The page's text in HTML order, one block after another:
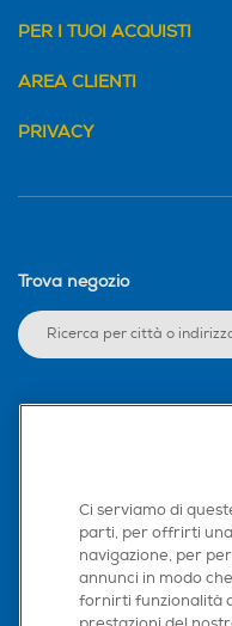
PER I TUOI ACQUISTI
AREA CLIENTI
PRIVACY
Trova negozio
Scarica la nostra app
Ci serviamo di
parti, per offrirti
navigazione, per
annunci in modo
fornirti funzionalità